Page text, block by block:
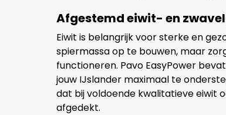
Afgestemd eiwit- en
Eiwit is belangrijk voor sterke en
spiermassa op te bouwen, maar
functioneren. Pavo EasyPower
jouw IJslander maximaal te
dat bij voldoende kwalitatieve eiwit
afgedekt.